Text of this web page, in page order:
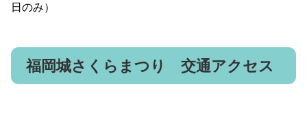
日のみ）
福岡城さくらまつり 交通アクセス